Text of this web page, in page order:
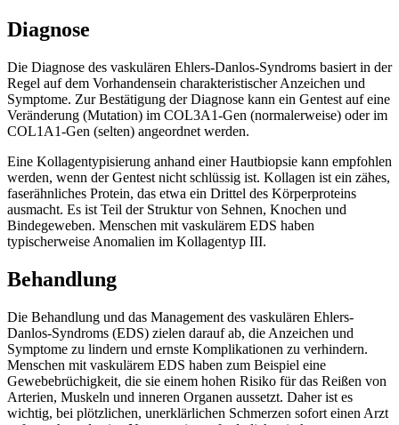
Diagnose
Die Diagnose des vaskulären Ehlers-Danlos-Syndroms basiert in der
Regel auf dem Vorhandensein charakteristischer Anzeichen und
Symptome. Zur Bestätigung der Diagnose kann ein Gentest auf eine
Veränderung (Mutation) im COL3A1-Gen (normalerweise) oder im
COL1A1-Gen (selten) angeordnet werden.
Eine Kollagentypisierung anhand einer Hautbiopsie kann empfohlen
werden, wenn der Gentest nicht schlüssig ist. Kollagen ist ein zähes,
faserähnliches Protein, das etwa ein Drittel des Körperproteins
ausmacht. Es ist Teil der Struktur von Sehnen, Knochen und
Bindegeweben. Menschen mit vaskulärem EDS haben
typischerweise Anomalien im Kollagentyp III.
Behandlung
Die Behandlung und das Management des vaskulären Ehlers-
Danlos-Syndroms (EDS) zielen darauf ab, die Anzeichen und
Symptome zu lindern und ernste Komplikationen zu verhindern.
Menschen mit vaskulärem EDS haben zum Beispiel eine
Gewebebrüchigkeit, die sie einem hohen Risiko für das Reißen von
Arterien, Muskeln und inneren Organen aussetzt. Daher ist es
wichtig, bei plötzlichen, unerklärlichen Schmerzen sofort einen Arzt